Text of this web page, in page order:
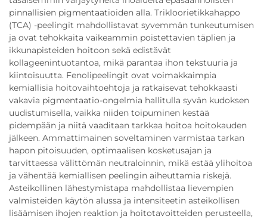
pinnallisien pigmentaatioiden alla. Trikloorietikkahappo
(TCA) -peelingit mahdollistavat syvemmän tunkeutumisen
ja ovat tehokkaita vaikeammin poistettavien täplien ja
ikkunapisteiden hoitoon sekä edistävät
kollageenintuotantoa, mikä parantaa ihon tekstuuria ja
kiintoisuutta. Fenolipeelingit ovat voimakkaimpia
kemiallisia hoitovaihtoehtoja ja ratkaisevat tehokkaasti
vakavia pigmentaatio-ongelmia hallitulla syvän kudoksen
uudistumisella, vaikka niiden toipuminen kestää
pidempään ja niitä vaaditaan tarkkaa hoitoa hoitokauden
jälkeen. Ammattimainen soveltaminen varmistaa tarkan
hapon pitoisuuden, optimaalisen kosketusajan ja
tarvittaessa välittömän neutraloinnin, mikä estää ylihoitoa
ja vähentää kemiallisen peelingin aiheuttamia riskejä.
Asteikollinen lähestymistapa mahdollistaa lievempien
valmisteiden käytön alussa ja intensiteetin asteikollisen
lisäämisen ihojen reaktion ja hoitotavoitteiden perusteella,